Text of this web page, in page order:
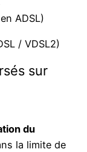
ADSL)
/ VDSL2)
sur
du
la limite de